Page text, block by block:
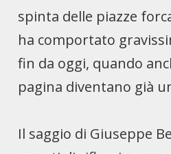
spinta delle piazze
ha comportato
fin da oggi, quando
pagina diventano già
Il saggio di Giuseppe